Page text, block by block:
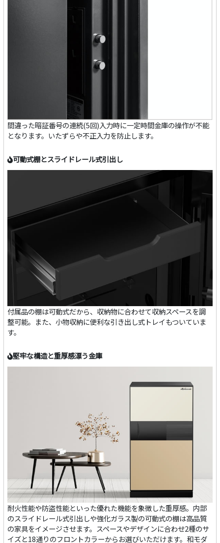
間違った暗証番号の連続(5回)入力時に一定時間金庫の操作が不能
となります。いたずらや不正入力を防止します。
可動式棚とスライドレール式引出し
付属品の棚は可動式だから、収納物に合わせて収納スペースを調
整可能。また、小物収納に便利な引き出し式トレイもついていま
す。
堅牢な構造と重厚感漂う金庫
耐火性能や防盗性能といった優れた機能を象徴した重厚感。内部
のスライドレール式引出しや強化ガラス製の可動式の棚は高品質
の家具をイメージさせます。スペースやデザインに合わせ2種のサ
イズと18通りのフロントカラーからお選びいただけます。和モダ